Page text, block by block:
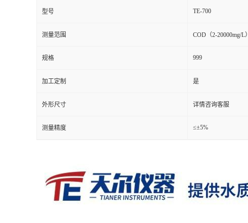
型号 TE-700
测量范围 COD（2-20000mg/L）
规格 999
加工定制 是
外形尺寸 详情咨询客服
测量精度 ≤±5%